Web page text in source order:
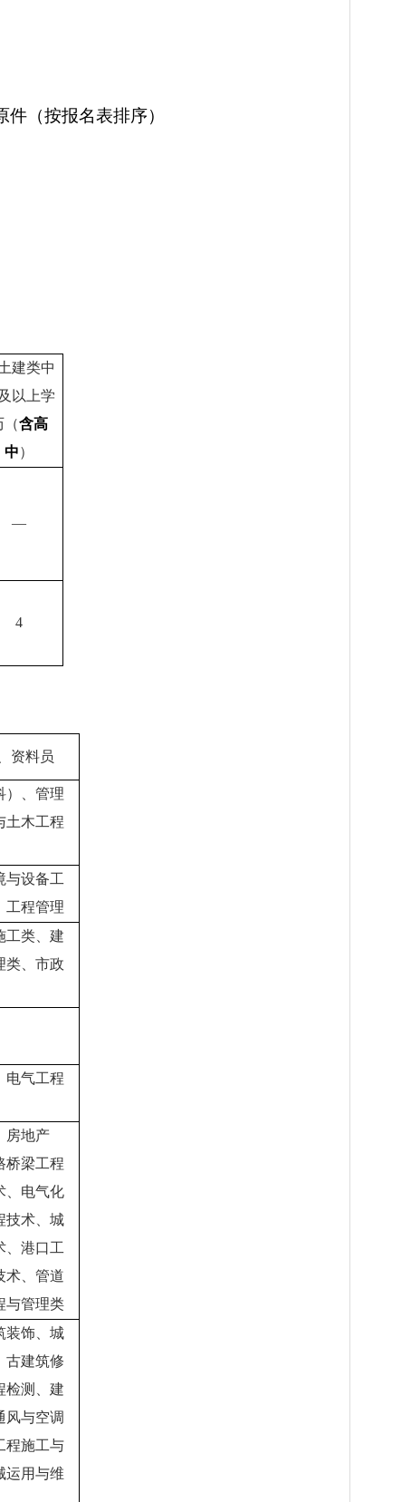
（按报名表排序）
建类中
以上学
（含高
中）
—
4
资料员
）、管理
土木工程
与设备工
工程管理
工类、建
类、市政
电气工程
房地产
桥梁工程
、电气化
技术、城
、港口工
术、管道
与管理类
装饰、城
古建筑修
检测、建
风与空调
程施工与
运用与维